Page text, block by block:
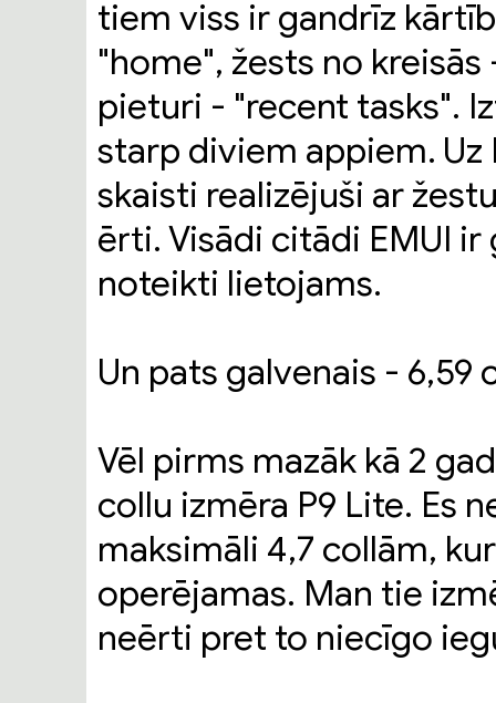
tiem viss ir gandrīz
"home", žests no
pieturi - "recent tasks".
starp diviem appiem.
skaisti realizējuši ar
ērti. Visādi citādi EMUI
noteikti lietojams.
Un pats galvenais - 6,59
Vēl pirms mazāk kā 2
collu izmēra P9 Lite. Es
maksimāli 4,7 collām,
operējamas. Man tie
neērti pret to niecīgo